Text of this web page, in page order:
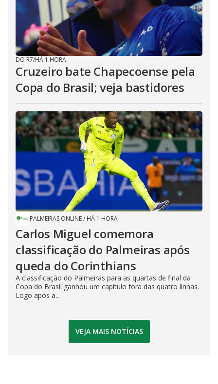
DO R7/HÁ 1 HORA
Cruzeiro bate Chapecoense pela
Copa do Brasil; veja bastidores
PALMEIRAS ONLINE/ HÁ 1 HORA
Carlos Miguel comemora
classificação do Palmeiras após
queda do Corinthians
A classificação do Palmeiras para as quartas de final da
Copa do Brasil ganhou um capítulo fora das quatro linhas.
Logo após a...
VEJA MAIS NOTÍCIAS